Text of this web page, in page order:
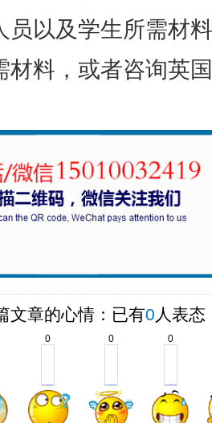
员以及学生所需材
材料，或者咨询英
文章的心情：已有0 人表态
0 0 0